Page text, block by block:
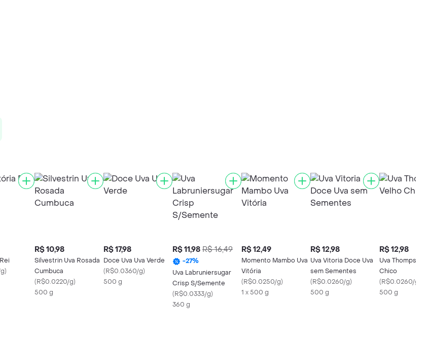
)
R$ 10,98
Silvestrin Uva Rosada
Cumbuca
(R$0.0220/g)
500 g
R$ 17,98
Doce Uva Uva Verde
(R$0.0360/g)
500 g
R$ 11,98 R$ 16,49
-27%
Uva Labruniersugar
Crisp S/Semente
(R$0.0333/g)
360 g
R$ 12,49
Momento Mambo Uva
Vitória
(R$0.0250/g)
1 x 500 g
R$ 12,98
Uva Vitoria Doce Uva
sem Sementes
(R$0.0260/g)
500 g
R$ 12,98
Uva Thompson
Chico
(R$0.0260/g
500 g